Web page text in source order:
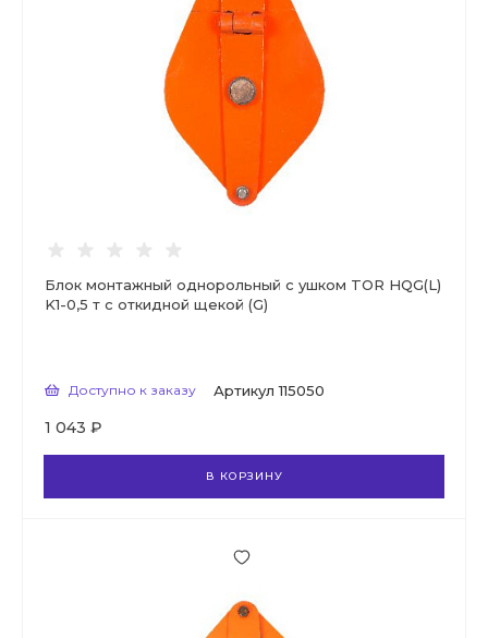
Блок монтажный однорольный с ушком TOR HQG(L)
K1-0,5 т с откидной щекой (G)
Доступно к заказу Артикул 115050
1 043 ₽
В КОРЗИНУ